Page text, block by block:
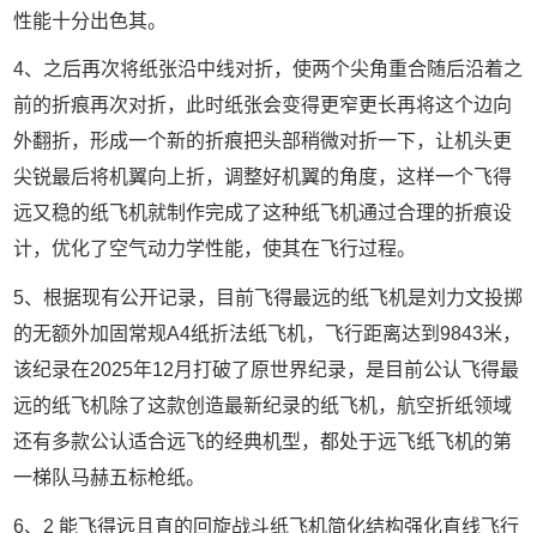
性能十分出色其。
4、之后再次将纸张沿中线对折，使两个尖角重合随后沿着之
前的折痕再次对折，此时纸张会变得更窄更长再将这个边向
外翻折，形成一个新的折痕把头部稍微对折一下，让机头更
尖锐最后将机翼向上折，调整好机翼的角度，这样一个飞得
远又稳的纸飞机就制作完成了这种纸飞机通过合理的折痕设
计，优化了空气动力学性能，使其在飞行过程。
5、根据现有公开记录，目前飞得最远的纸飞机是刘力文投掷
的无额外加固常规A4纸折法纸飞机，飞行距离达到9843米，
该纪录在2025年12月打破了原世界纪录，是目前公认飞得最
远的纸飞机除了这款创造最新纪录的纸飞机，航空折纸领域
还有多款公认适合远飞的经典机型，都处于远飞纸飞机的第
一梯队马赫五标枪纸。
6、2 能飞得远且直的回旋战斗纸飞机简化结构强化直线飞行